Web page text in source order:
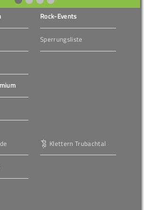
Rock-Events
Sperrungsliste
Klettern Trubachtal